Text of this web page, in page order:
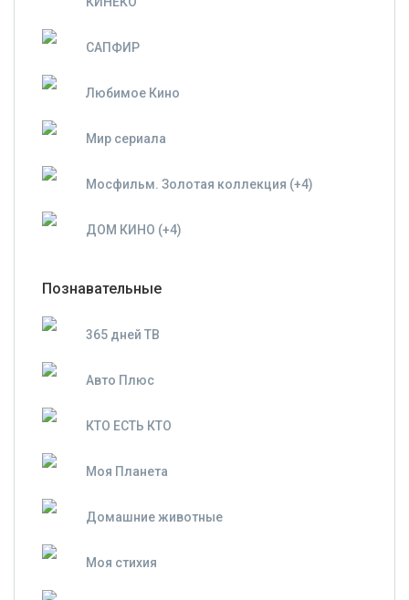
САПФИР
Любимое Кино
Мир сериала
Мосфильм. Золотая коллекция (+4)
ДОМ КИНО (+4)
Познавательные
365 дней ТВ
Авто Плюс
КТО ЕСТЬ КТО
Моя Планета
Домашние животные
Моя стихия